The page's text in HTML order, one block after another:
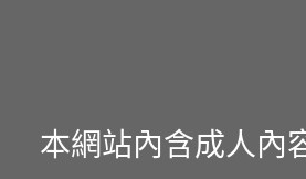
本網站內含成人內